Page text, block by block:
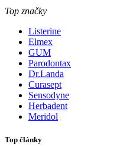
Top značky
Listerine
Elmex
GUM
Parodontax
Dr.Landa
Curasept
Sensodyne
Herbadent
Meridol
Top články